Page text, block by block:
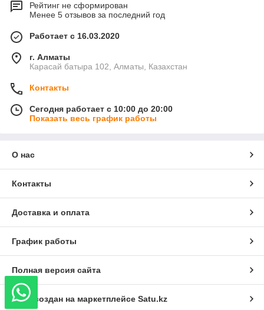
Рейтинг не сформирован
Менее 5 отзывов за последний год
Работает с 16.03.2020
г. Алматы
Карасай батыра 102, Алматы, Казахстан
Контакты
Сегодня работает с 10:00 до 20:00
Показать весь график работы
О нас
Контакты
Доставка и оплата
График работы
Полная версия сайта
Сайт создан на маркетплейсе Satu.kz